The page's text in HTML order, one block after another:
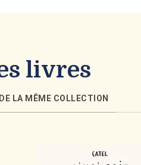
livres
DE LA MÊME COLLECTION